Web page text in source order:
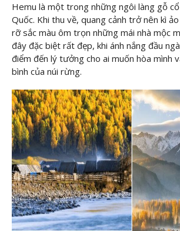
Hemu là một trong những ngôi làng gỗ
Quốc. Khi thu về, quang cảnh trở nên kì
rỡ sắc màu ôm trọn những mái nhà mộc
đây đặc biệt rất đẹp, khi ánh nắng đầu
điểm đến lý tưởng cho ai muốn hòa mình
bình của núi rừng.